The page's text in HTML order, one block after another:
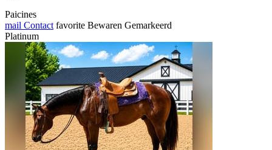
Paicines
mail Contact favorite Bewaren Gemarkeerd
Platinum